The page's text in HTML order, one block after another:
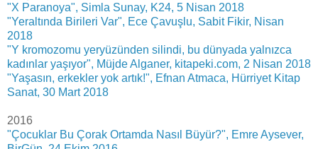
"X Paranoya", Simla Sunay, K24, 5 Nisan 2018
"Yeraltında Birileri Var", Ece Çavuşlu, Sabit Fikir, Nisan
2018
"Y kromozomu yeryüzünden silindi, bu dünyada yalnızca
kadınlar yaşıyor", Müjde Alganer, kitapeki.com, 2 Nisan 2018
"Yaşasın, erkekler yok artık!", Efnan Atmaca, Hürriyet Kitap
Sanat, 30 Mart 2018
2016
"Çocuklar Bu Çorak Ortamda Nasıl Büyür?", Emre Aysever,